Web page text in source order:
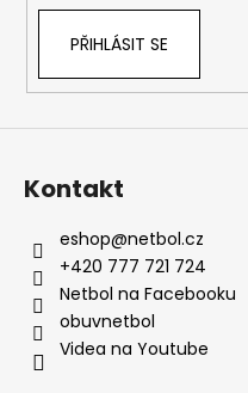
PŘIHLÁSIT SE
Kontakt
eshop@netbol.cz
+420 777 721 724
Netbol na Facebooku
obuvnetbol
Videa na Youtube